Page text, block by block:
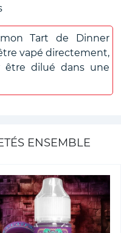
Tart de Dinner
vapé directement,
dilué dans une
ENSEMBLE